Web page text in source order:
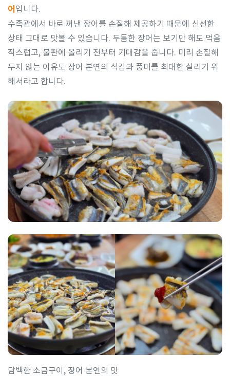
어 입니다.
수족관에서 바로 꺼낸 장어를 손질해 제공하기 때문에 신선한
상태 그대로 맛볼 수 있습니다. 두툼한 장어는 보기만 해도 먹음
직스럽고, 불판에 올리기 전부터 기대감을 줍니다. 미리 손질해
두지 않는 이유도 장어 본연의 식감과 풍미를 최대한 살리기 위
해서라고 합니다.
담백한 소금구이, 장어 본연의 맛